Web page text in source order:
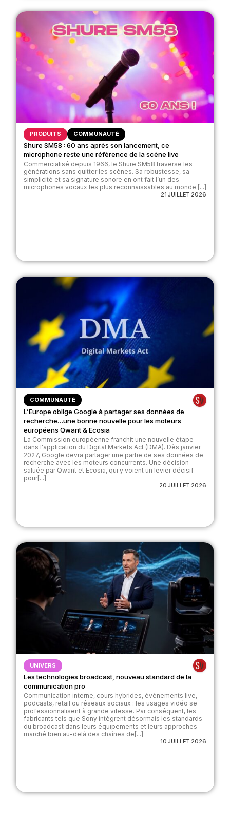
PRODUITS COMMUNAUTÉ
Shure SM58 : 60 ans après son lancement, ce
microphone reste une référence de la scène live
Commercialisé depuis 1966, le Shure SM58 traverse les
générations sans quitter les scènes. Sa robustesse, sa
simplicité et sa signature sonore en ont fait l’un des
microphones vocaux les plus reconnaissables au monde.[...]
21 JUILLET 2026
COMMUNAUTÉ
L’Europe oblige Google à partager ses données de
recherche…une bonne nouvelle pour les moteurs
européens Qwant & Ecosia
La Commission européenne franchit une nouvelle étape
dans l'application du Digital Markets Act (DMA). Dès janvier
2027, Google devra partager une partie de ses données de
recherche avec les moteurs concurrents. Une décision
saluée par Qwant et Ecosia, qui y voient un levier décisif
pour[...]
20 JUILLET 2026
UNIVERS
Les technologies broadcast, nouveau standard de la
communication pro
Communication interne, cours hybrides, événements live,
podcasts, retail ou réseaux sociaux : les usages vidéo se
professionnalisent à grande vitesse. Par conséquent, les
fabricants tels que Sony intègrent désormais les standards
du broadcast dans leurs équipements et leurs approches
marché bien au-delà des chaînes de[...]
10 JUILLET 2026